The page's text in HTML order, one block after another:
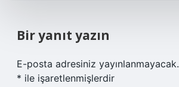
Bir yanıt yazın
E-posta adresiniz yayınlanmayacak.
* ile işaretlenmişlerdir